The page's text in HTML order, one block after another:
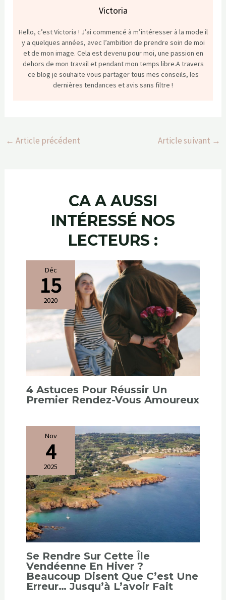
Hello, c’est Victoria ! J’ai commencé à m’intéresser à la mode il
et de mon image. Cela est devenu pour moi, une passion en
dehors de mon travail et pendant mon temps libre.A travers
ce blog je souhaite vous partager tous mes conseils, les
dernières tendances et avis sans filtre !
INTÉRESSÉ NOS
LECTEURS :
15
2020
4 Astuces Pour Réussir Un
Premier Rendez-Vous Amoureux
4
2025
Se Rendre Sur Cette Île
Vendéenne En Hiver ?
Beaucoup Disent Que C’est Une
Erreur… Jusqu’à L’avoir Fait